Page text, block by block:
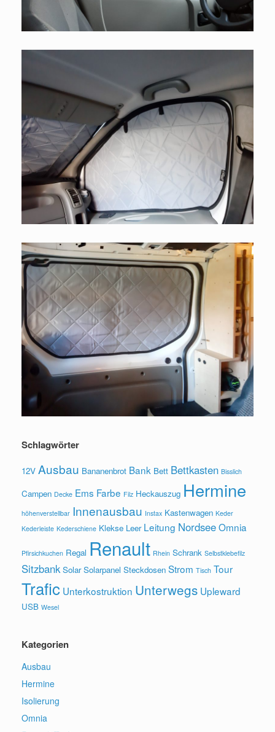
Schlagwörter
12V Ausbau Bananenbrot Bank Bett Bettkasten Bisslich
Campen Decke Ems Farbe Filz Heckauszug Hermine
höhenverstellbar Innenausbau Instax Kastenwagen Keder
Kederleiste Kederschiene Klekse Leer Leitung NordseeOmnia
Pfirsichkuchen Regal Renault Rhein Schrank Selbstklebefilz
Sitzbank Solar Solarpanel Steckdosen Strom Tisch Tour
Trafic Unterkostruktion Unterwegs Upleward
USB Wesel
Kategorien
Ausbau
Hermine
Isolierung
Omnia